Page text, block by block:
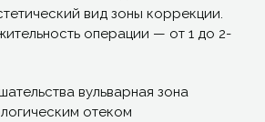
вид зоны коррекции.
операции — от 1 до 2-
вульварная зона
отеком